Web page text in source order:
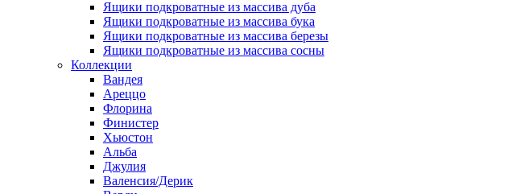
Ящики подкроватные из массива дуба
Ящики подкроватные из массива бука
Ящики подкроватные из массива березы
Ящики подкроватные из массива сосны
Коллекции
Вандея
Ареццо
Флорина
Финистер
Хьюстон
Альба
Джулия
Валенсия/Дерик